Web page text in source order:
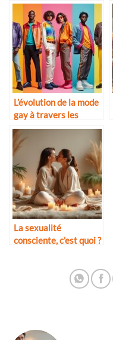
L’évolution de la mode
gay à travers les
décennies
La sexualité
consciente, c’est quoi ?